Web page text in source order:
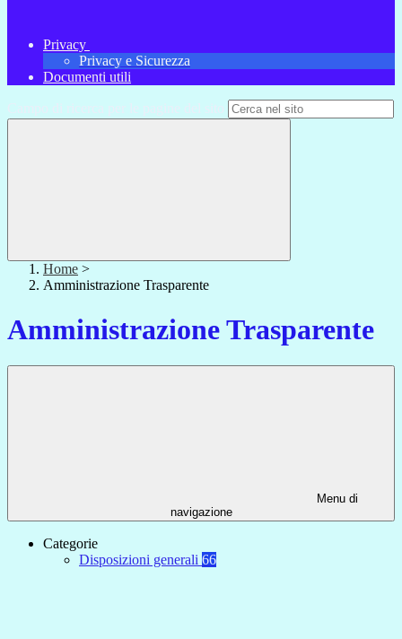
Privacy
Privacy e Sicurezza
Documenti utili
Campo di ricerca per le pagine del sito
Home >
Amministrazione Trasparente
Amministrazione Trasparente
Menu di
navigazione
Categorie
Disposizioni generali 66